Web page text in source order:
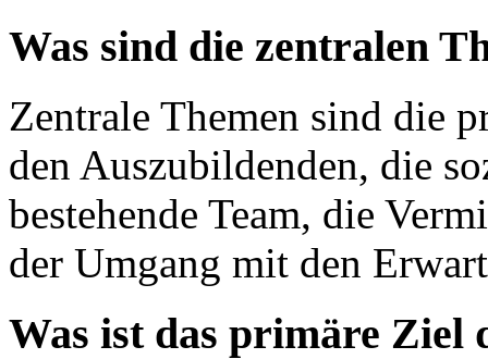
Was sind die zentralen
Zentrale Themen sind die
den Auszubildenden, die
bestehende Team, die
der Umgang mit den
Was ist das primäre Ziel